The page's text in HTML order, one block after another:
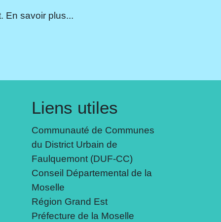
En savoir plus...
Liens utiles
Communauté de Communes
du District Urbain de
Faulquemont (DUF-CC)
Conseil Départemental de la
Moselle
Région Grand Est
Préfecture de la Moselle